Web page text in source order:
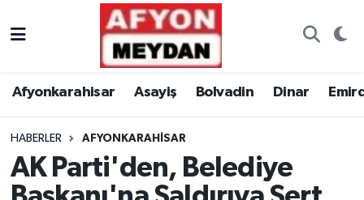
Afyonkarahisar Asayiş Bolvadin Dinar
HABERLER AFYONKARAHISAR
AK Parti'den, Belediye
Nöbetçi Eczaneler
Trafik Durumu
Süper Lig Puan Durumu ve Fikstür